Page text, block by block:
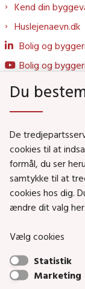
Kend din
Huslejenaevn.dk
Bolig og
Bolig og
Social- og
Job i Social- og
Puljer og tilskud
Nyhedsbreve
Social- og
Du
De
cookies til at
formål, du ser
samtykke til at
cookies hos dig.
ændre dit valg her:
Vælg cookies
Statistik
Marketing